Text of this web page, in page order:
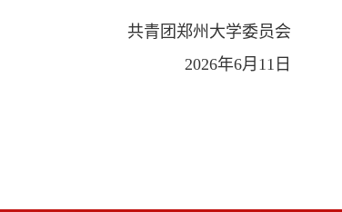
共青团郑州大学委员会
2026年6月11日